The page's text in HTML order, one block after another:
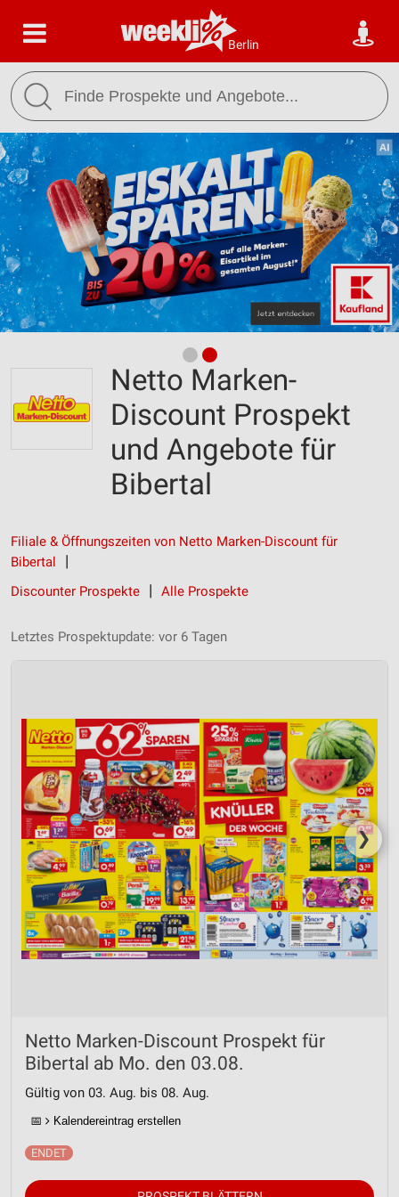
Berlin
Netto Marken-
Discount Prospekt
und Angebote für
Bibertal
Filiale & Öffnungszeiten von Netto Marken-Discount für
Bibertal
Discounter Prospekte
Alle Prospekte
Letztes Prospektupdate: vor 6 Tagen
❯
Netto Marken-Discount Prospekt für
Bibertal ab Mo. den 03.08.
Gültig von 03. Aug. bis 08. Aug.
📅 Kalendereintrag erstellen